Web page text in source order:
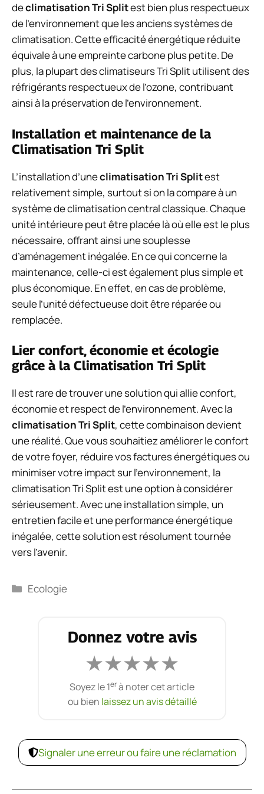
declimatisation Tri Splitest bien plus respectueux
de l’environnement que les anciens systèmes de
climatisation. Cette efficacité énergétique réduite
équivale à une empreinte carbone plus petite. De
plus, la plupart des climatiseurs Tri Split utilisent des
réfrigérants respectueux de l’ozone, contribuant
ainsi à la préservation de l’environnement.
Installation et maintenance de la
Climatisation Tri Split
L’installation d’uneclimatisation Tri Splitest
relativement simple, surtout si on la compare à un
système de climatisation central classique. Chaque
unité intérieure peut être placée là où elle est le plus
nécessaire, offrant ainsi une souplesse
d’aménagement inégalée. En ce qui concerne la
maintenance, celle-ci est également plus simple et
plus économique. En effet, en cas de problème,
seule l’unité défectueuse doit être réparée ou
remplacée.
Lier confort, économie et écologie
grâce à la Climatisation Tri Split
Il est rare de trouver une solution qui allie confort,
économie et respect de l’environnement. Avec la
climatisation Tri Split, cette combinaison devient
une réalité. Que vous souhaitiez améliorer le confort
de votre foyer, réduire vos factures énergétiques ou
minimiser votre impact sur l’environnement, la
climatisation Tri Split est une option à considérer
sérieusement. Avec une installation simple, un
entretien facile et une performance énergétique
inégalée, cette solution est résolument tournée
vers l’avenir.
Catégories
Ecologie
Donnez votre avis
★★★★★
Soyez le 1erà noter cet article
ou bien laissez un avis détaillé
Signaler une erreur ou faire une réclamation